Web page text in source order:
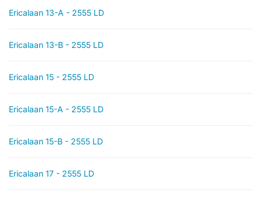
Ericalaan 13-A - 2555 LD
Ericalaan 13-B - 2555 LD
Ericalaan 15 - 2555 LD
Ericalaan 15-A - 2555 LD
Ericalaan 15-B - 2555 LD
Ericalaan 17 - 2555 LD